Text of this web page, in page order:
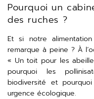
Pourquoi un
des ruches ?
Et si notre
remarque à peine ? À
« Un toit pour les
pourquoi les
biodiversité et
urgence écologique.